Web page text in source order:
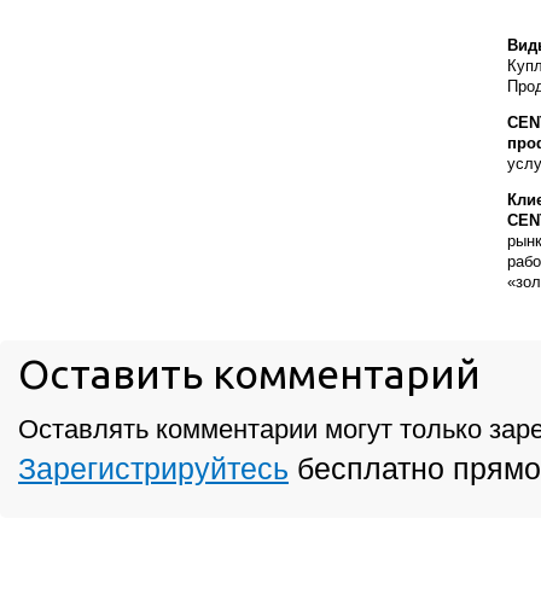
Оставить комментарий
Оставлять комментарии могут только
Зарегистрируйтесь бесплатно